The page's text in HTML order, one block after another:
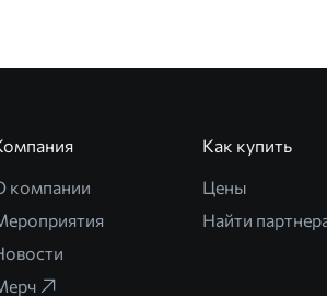
компании
Как купить
Цены
Найти